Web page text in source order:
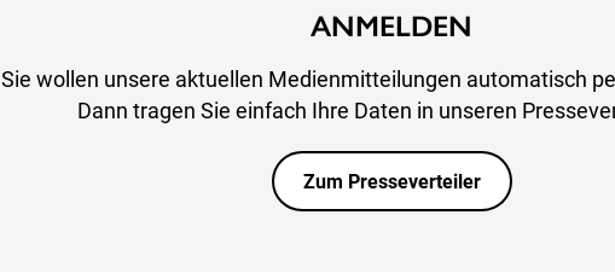
ANMELDEN
Sie wollen unsere aktuellen Medienmitteilungen automatisch
Dann tragen Sie einfach Ihre Daten in unseren
Zum Presseverteiler